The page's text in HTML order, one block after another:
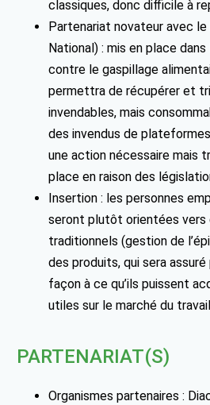
classiques, donc difficile à
Partenariat novateur avec
National) : mis en place
contre le gaspillage
permettra de récupérer et
invendables, mais
des invendus de
une action nécessaire mais
place en raison des
Insertion : les personnes
seront plutôt orientées vers
traditionnels (gestion de
des produits, qui sera
façon à ce qu’ils puissent
utiles sur le marché du
PARTENARIAT(S)
Organismes partenaires :